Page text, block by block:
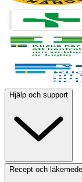
Hjälp och support
Recept och läkemedel